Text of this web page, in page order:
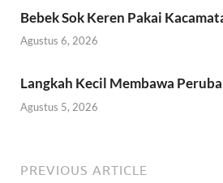
Bebek Sok Keren Pakai
Agustus 6, 2026
Langkah Kecil Membawa
Agustus 5, 2026
PREVIOUS ARTICLE